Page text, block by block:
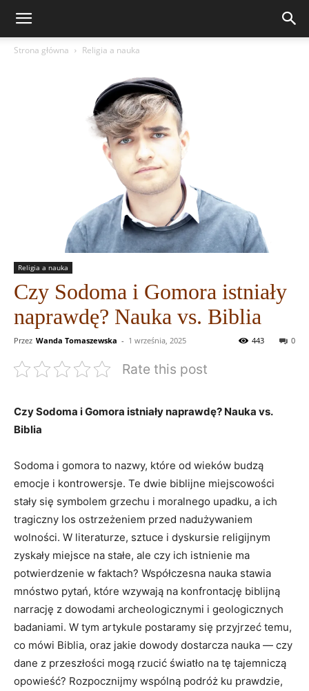
Strona główna Religia a nauka
Religia a nauka
Czy Sodoma i Gomora istniały
naprawdę? Nauka vs. Biblia
Przez Wanda Tomaszewska - 1 września, 2025 0
443
Rate this post
Czy Sodoma i Gomora istniały naprawdę? Nauka vs.
Biblia
Sodoma i gomora to nazwy, które od wieków budzą
emocje i kontrowersje. Te dwie biblijne miejscowości
stały się symbolem grzechu i moralnego upadku, a ich
tragiczny los ostrzeżeniem przed nadużywaniem
wolności. W literaturze, sztuce i dyskursie religijnym
zyskały miejsce na stałe, ale czy ich istnienie ma
potwierdzenie w faktach? Współczesna nauka stawia
mnóstwo pytań, które wzywają na konfrontację biblijną
narrację z dowodami archeologicznymi i geologicznych
badaniami. W tym artykule postaramy się przyjrzeć temu,
co mówi Biblia, oraz jakie dowody dostarcza nauka — czy
dane z przeszłości mogą rzucić światło na tę tajemniczą
opowieść? Rozpocznijmy wspólną podróż ku prawdzie,